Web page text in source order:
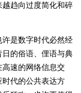
越趋向过度简化和碎
是数字时代必然经
的俗语、俚语与典
速的网络信息交
代的公共表达方